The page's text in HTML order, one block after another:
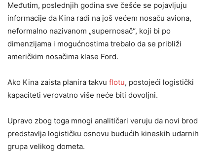
Međutim, poslednjih godina sve češće se pojavljuju
informacije da Kina radi na još većem nosaču aviona,
neformalno nazivanom „supernosač“, koji bi po
dimenzijama i mogućnostima trebalo da se približi
američkim nosačima klase Ford.
Ako Kina zaista planira takvu flotu, postojeći logistički
kapaciteti verovatno više neće biti dovoljni.
Upravo zbog toga mnogi analitičari veruju da novi brod
predstavlja logističku osnovu budućih kineskih udarnih
grupa velikog dometa.